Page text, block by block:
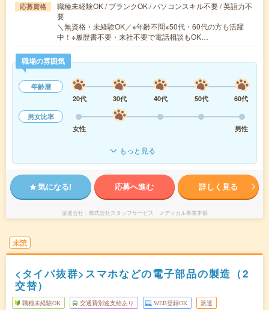
応募資格
職種未経験OK / ブランクOK / パソコンスキル不要 / 英語力不
要
＼無資格・未経験OK／※年齢不問※50代・60代の方も活躍
中！※履歴書不要・来社不要で電話相談もOK…
職場の雰囲気
年齢層
20代
30代 40代 50代
60代
男女比率
女性
男性
もっと見る
気になる! 応募へ進む 詳しく見る
派遣会社 株式会社スタッフサービス メディカル事業本部
未読
<タイパ抜群>スマホなどの電子部品の製造（2
交替）
職種未経験OK 交通費別途支給あり WEB登録OK 派遣